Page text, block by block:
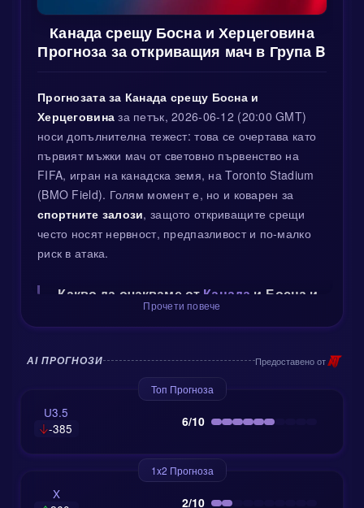
Канада срещу Босна и Херцеговина
Прогноза за откриващия мач в Група B
Прогнозата за Канада срещу Босна и
Херцеговина за петък, 2026-06-12 (20:00 GMT)
носи допълнителна тежест: това се очертава като
първият мъжки мач от световно първенство на
FIFA, игран на канадска земя, на Toronto Stadium
(BMO Field). Голям момент е, но и коварен за
спортните залози, защото откриващите срещи
често носят нервност, предпазливост и по-малко
риск в атака.
Какво да очакваме от Канада и Босна и
Херцеговина
контроли от Send-Off Series, включително победа с
2:0 над Узбекистан на 1 юни в Едмънтън, когато
точни бяха Джонатан Осовио и Джейдън Нелсън.
Подобна загрявка е важна, защото най-доброто
лице на Канада обикновено стъпва на енергия,
бързи преходи и атаки по фланговете, които
притискат съперника назад. У дома, с публиката
зад гърба си, те със сигурност ще искат да тръгнат
Прочети повече
AI ПРОГНОЗИ Предоставено от
Топ Прогноза
U3.5
-385
6/10
1x2 Прогноза
X
2/10